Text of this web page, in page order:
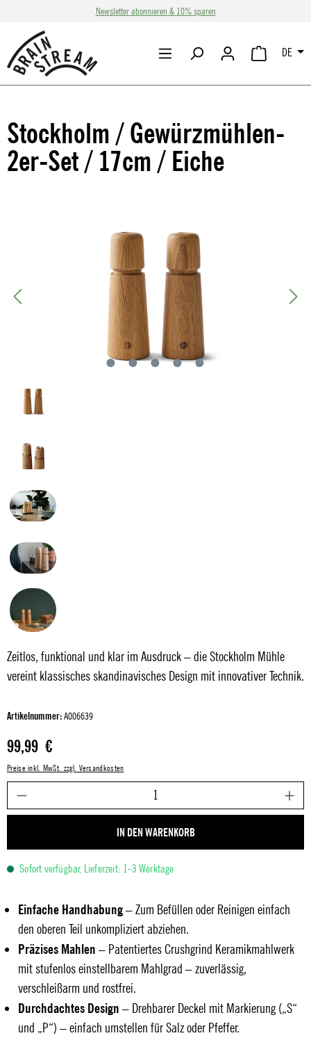
Zum Hauptinhalt springenNewsletter abonnieren & 10% sparen
DE
Stockholm / Gewürzmühlen-
2er-Set / 17cm / Eiche
Zeitlos, funktional und klar im Ausdruck – die Stockholm Mühle
vereint klassisches skandinavisches Design mit innovativer Technik.
Artikelnummer:A006639
Regulärer Preis:
99,99 €
Preise inkl. MwSt. zzgl. Versandkosten
IN DEN WARENKORB
Sofort verfügbar, Lieferzeit: 1-3 Werktage
Einfache Handhabung– Zum Befüllen oder Reinigen einfach
den oberen Teil unkompliziert abziehen.
Präzises Mahlen – Patentiertes Crushgrind Keramikmahlwerk
mit stufenlos einstellbarem Mahlgrad – zuverlässig,
verschleißarm und rostfrei.
Durchdachtes Design – Drehbarer Deckel mit Markierung („S“
und „P“) – einfach umstellen für Salz oder Pfeffer.